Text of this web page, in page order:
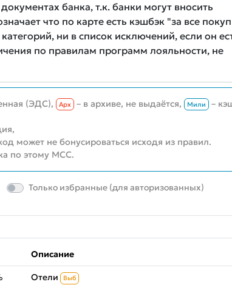
банка, т.к. банки могут вносить
что по карте есть кэшбэк "за все
ни в список исключений, если он
по правилам программ лояльности, не
(ЭДС), Aрх – в архиве, не выдаётся, Мили
–
может не бонусироваться исходя из правил.
по этому MCC.
Только избранные (для авторизованных)
Описание
Отели Выб